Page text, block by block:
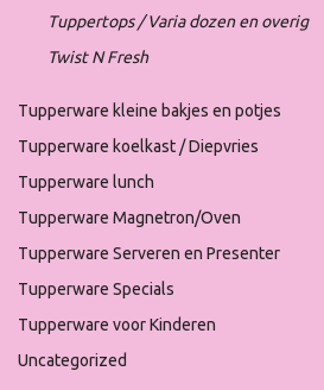
Tuppertops / Varia dozen en overig
Twist N Fresh
Tupperware kleine bakjes en potjes
Tupperware koelkast / Diepvries
Tupperware lunch
Tupperware Magnetron/Oven
Tupperware Serveren en Presenter
Tupperware Specials
Tupperware voor Kinderen
Uncategorized